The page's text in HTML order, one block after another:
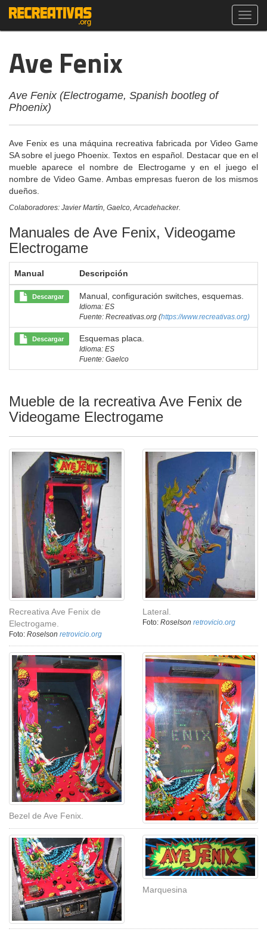
Ave Fenix
Ave Fenix (Electrogame, Spanish bootleg of
Phoenix)
Ave Fenix es una máquina recreativa fabricada por Video Game
SA sobre el juego Phoenix. Textos en español. Destacar que en el
mueble aparece el nombre de Electrogame y en el juego el
nombre de Video Game. Ambas empresas fueron de los mismos
dueños.
Colaboradores: Javier Martín, Gaelco, Arcadehacker.
Manuales de Ave Fenix, Videogame
Electrogame
Manual Descripción
Descargar Manual, configuración switches, esquemas.
Idioma: ES
Fuente: Recreativas.org (https://www.recreativas.org)
Descargar Esquemas placa.
Idioma: ES
Fuente: Gaelco
Mueble de la recreativa Ave Fenix de
Videogame Electrogame
Recreativa Ave Fenix de
Electrogame.
Foto: Roselson retrovicio.org
Lateral.
Foto: Roselson retrovicio.org
Bezel de Ave Fenix.
Marquesina